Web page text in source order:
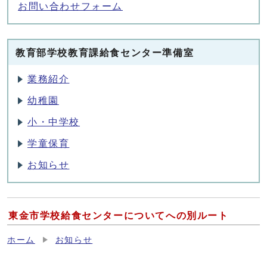
お問い合わせフォーム
教育部学校教育課給食センター準備室
業務紹介
幼稚園
小・中学校
学童保育
お知らせ
東金市学校給食センターについてへの別ルート
ホーム お知らせ